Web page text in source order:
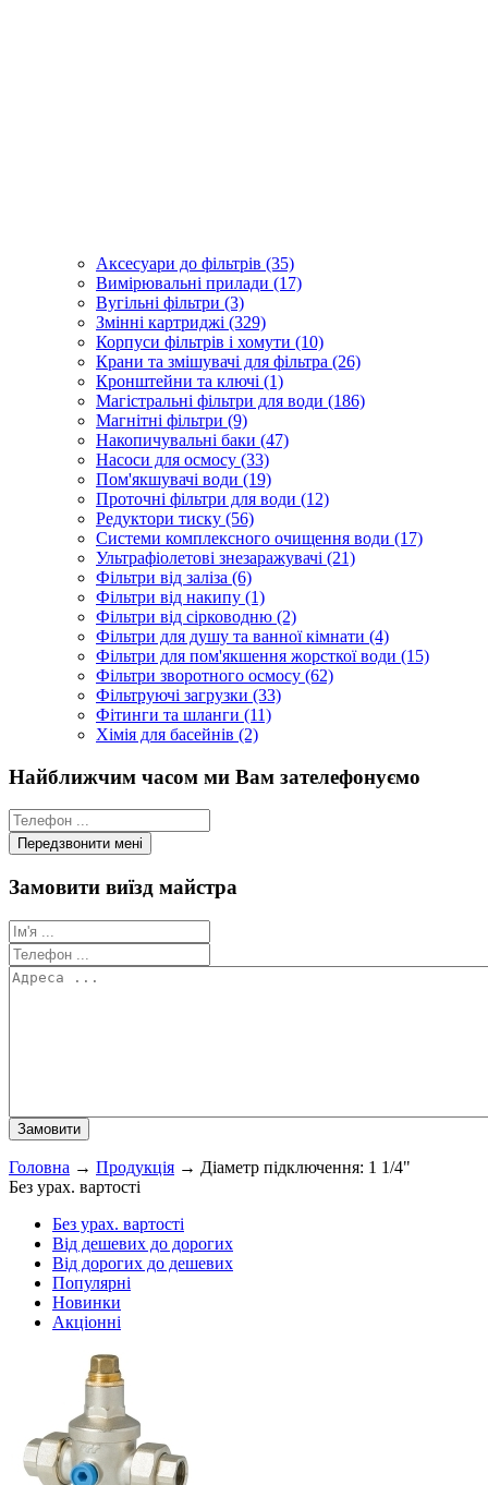
Аксесуари до фільтрів (35)
Вимірювальні прилади (17)
Вугільні фільтри (3)
Змінні картриджі (329)
Корпуси фільтрів і хомути (10)
Крани та змішувачі для фільтра (26)
Кронштейни та ключі (1)
Магістральні фільтри для води (186)
Магнітні фільтри (9)
Накопичувальні баки (47)
Насоси для осмосу (33)
Пом'якшувачі води (19)
Проточні фільтри для води (12)
Редуктори тиску (56)
Системи комплексного очищення води (17)
Ультрафіолетові знезаражувачі (21)
Фільтри від заліза (6)
Фільтри від накипу (1)
Фільтри від сірководню (2)
Фільтри для душу та ванної кімнати (4)
Фільтри для пом'якшення жорсткої води (15)
Фільтри зворотного осмосу (62)
Фільтруючі загрузки (33)
Фітинги та шланги (11)
Хімія для басейнів (2)
Найближчим часом ми Вам зателефонуємо
Замовити виїзд майстра
Головна → Продукція → Діаметр підключення: 1 1/4"
Без урах. вартості
Без урах. вартості
Від дешевих до дорогих
Від дорогих до дешевих
Популярні
Новинки
Акціонні